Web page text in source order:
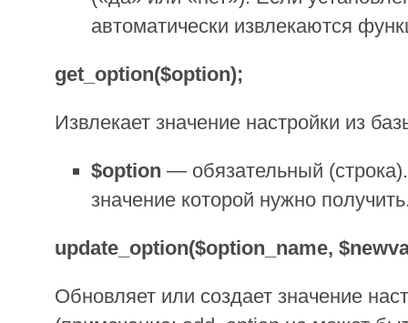
автоматически извлекаются
get_option($option);
Извлекает значение настройки из
$option — обязательный
значение которой нужно
update_option($option_name,
Обновляет или создает значение